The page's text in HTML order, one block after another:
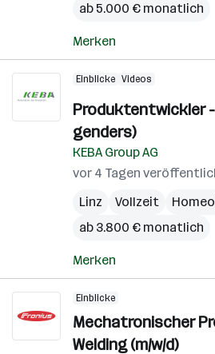
ab 5.000 € monatlich
Merken
Einblicke Videos
Produktentwickler
genders)
KEBA Group AG
vor 4 Tagen
Linz
Vollzeit
ab 3.800 € monatlich
Merken
Einblicke
Mechatronischer
Welding (m/w/d)